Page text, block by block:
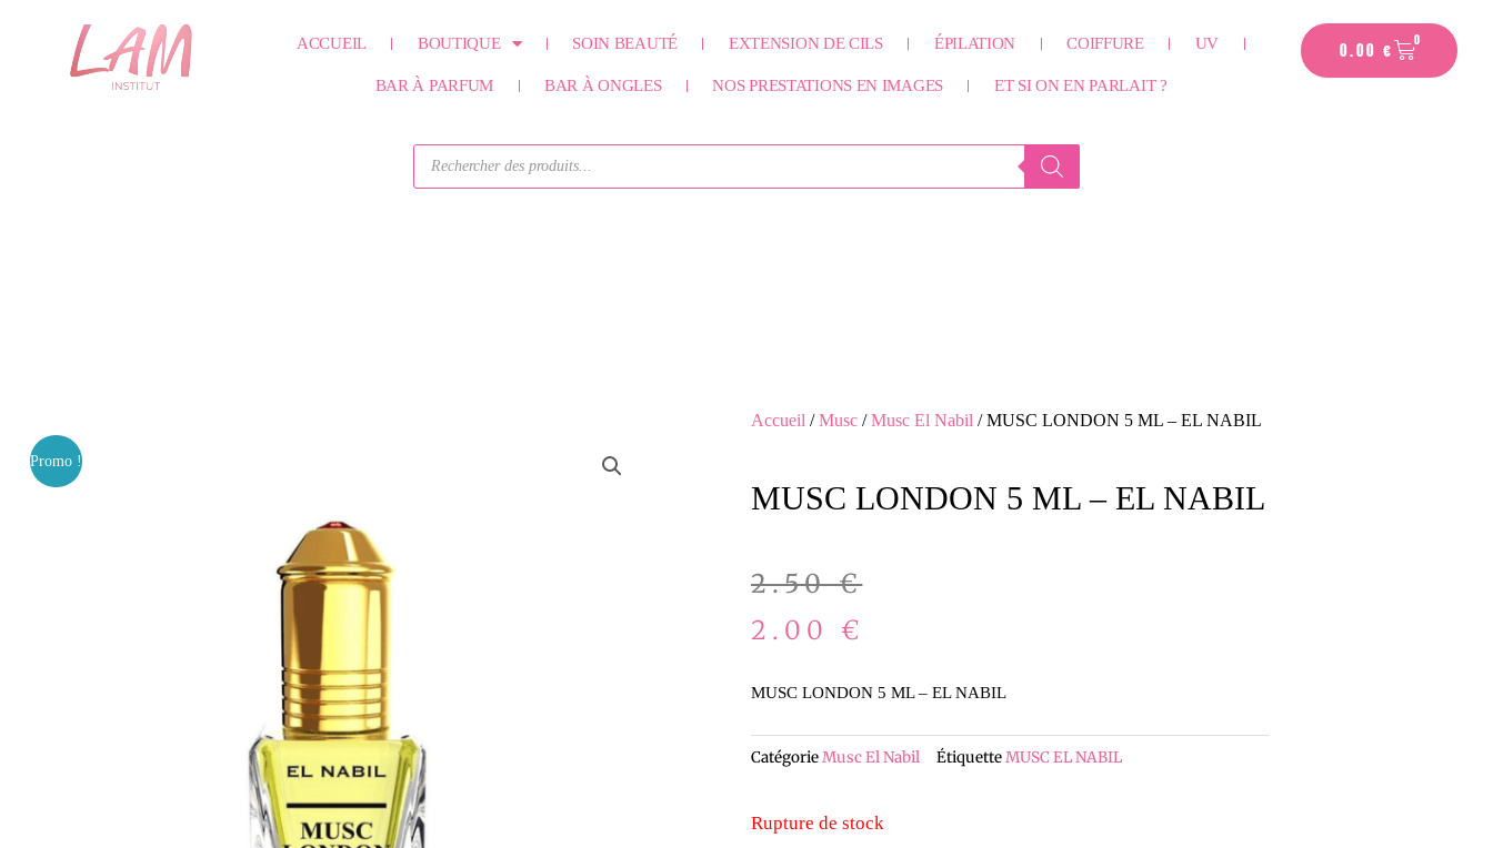
ACCUEIL BOUTIQUE SOIN BEAUTÉ EXTENSION DE CILS ÉPILATION COIFFURE UV
BAR À PARFUM BAR À ONGLES NOS PRESTATIONS EN IMAGES ET SI ON EN PARLAIT ?
0.00€
0
PANIER
Recherche
produits
Promo !
Accueil /Musc /Musc El Nabil / MUSC LONDON 5 ML – EL NABIL
MUSC LONDON 5 ML – EL NABIL
2.50€
Le
prix
2.50 €.
2.00 €
Le
prix
2.00 €.
MUSC LONDON 5 ML – EL NABIL
CatégorieMusc El Nabil ÉtiquetteMUSC EL NABIL
Rupture de stock